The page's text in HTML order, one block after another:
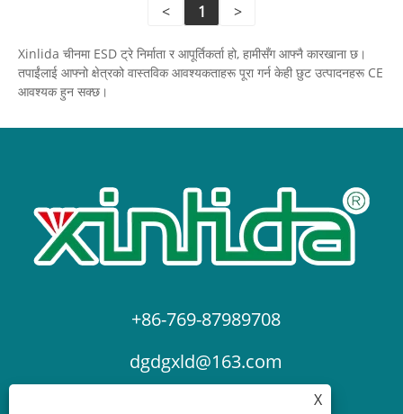
< 1 >
Xinlida चीनमा ESD ट्रे निर्माता र आपूर्तिकर्ता हो, हामीसँग आफ्नै कारखाना छ।
तपाईंलाई आफ्नो क्षेत्रको वास्तविक आवश्यकताहरू पूरा गर्न केही छुट उत्पादनहरू CE
आवश्यक हुन सक्छ।
+86-769-87989708
dgdgxld@163.com
X